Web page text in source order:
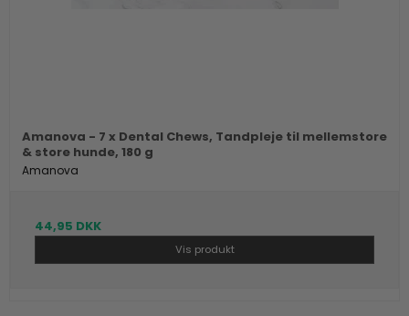
Amanova - 7 x Dental Chews, Tandpleje til mellemstore
& store hunde, 180 g
Amanova
44,95 DKK
Vis produkt